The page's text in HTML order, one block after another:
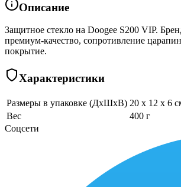
Описание
Защитное стекло на Doogee S200 VIP.
премиум-качество, сопротивление
покрытие.
Характеристики
Размеры в упаковке (ДхШхВ) 20 x 12 x 6
Вес
400 г
Соцсети